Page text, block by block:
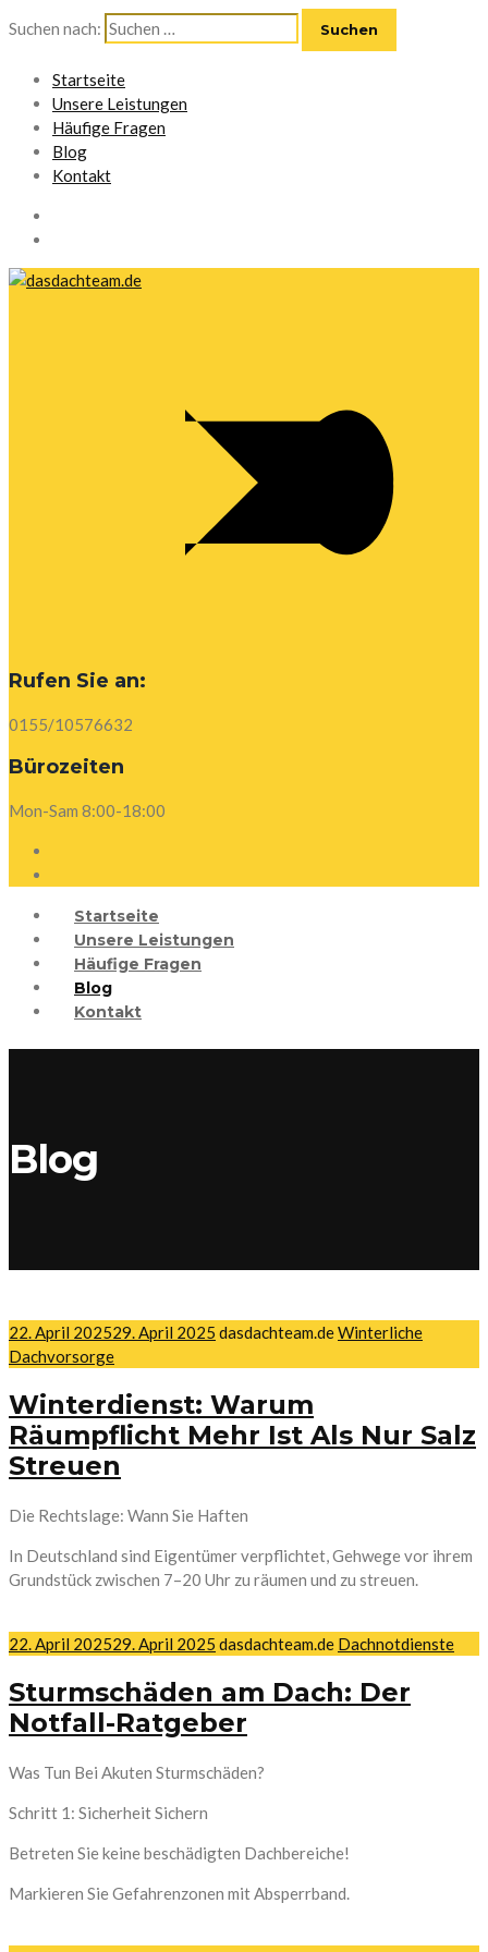
Suchen nach:
Startseite
Unsere Leistungen
Häufige Fragen
Blog
Kontakt
Rufen Sie an:
0155/10576632
Bürozeiten
Mon-Sam 8:00-18:00
Startseite
Unsere Leistungen
Häufige Fragen
Blog
Kontakt
Blog
22. April 202529. April 2025 dasdachteam.deWinterliche
Dachvorsorge
Winterdienst: Warum
Räumpflicht Mehr Ist Als Nur Salz
Streuen
Die Rechtslage: Wann Sie Haften
In Deutschland sind Eigentümer verpflichtet, Gehwege vor ihrem
Grundstück zwischen 7–20 Uhr zu räumen und zu streuen.
22. April 202529. April 2025 dasdachteam.de Dachnotdienste
Sturmschäden am Dach: Der
Notfall-Ratgeber
Was Tun Bei Akuten Sturmschäden?
Schritt 1: Sicherheit Sichern
Betreten Sie keine beschädigten Dachbereiche!
Markieren Sie Gefahrenzonen mit Absperrband.